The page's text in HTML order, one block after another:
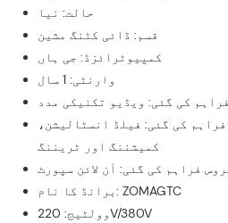
حالت: نیا
قسم: ڈائی کٹنگ مشین
کمپیوٹرائزڈ: جی ہاں
وارنٹی: 1 سال
کی گئی: ویڈیو تکنیکی مدد
کی گئی: فیلڈ انسٹالیشن،
کمیشننگ اور ٹریننگ
فراہم کی گئی: آن لائن سپورٹ
برانڈ کا نام: ZOMAGTC
وولٹیج: 220V/380V